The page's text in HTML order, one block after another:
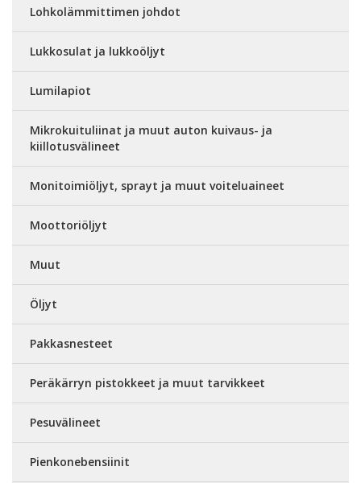
Lohkolämmittimen johdot
Lukkosulat ja lukkoöljyt
Lumilapiot
Mikrokuituliinat ja muut auton kuivaus- ja
kiillotusvälineet
Monitoimiöljyt, sprayt ja muut voiteluaineet
Moottoriöljyt
Muut
Öljyt
Pakkasnesteet
Peräkärryn pistokkeet ja muut tarvikkeet
Pesuvälineet
Pienkonebensiinit